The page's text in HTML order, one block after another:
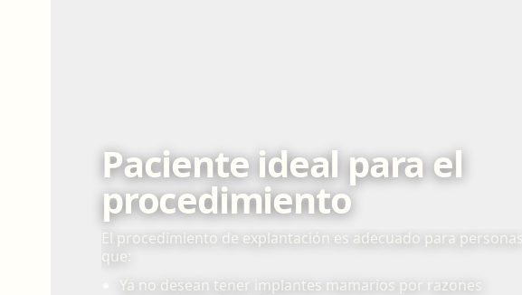
Paciente ideal para el
procedimiento
El procedimiento de explantación es adecuado para personas
que:
Ya no desean tener implantes mamarios por razones